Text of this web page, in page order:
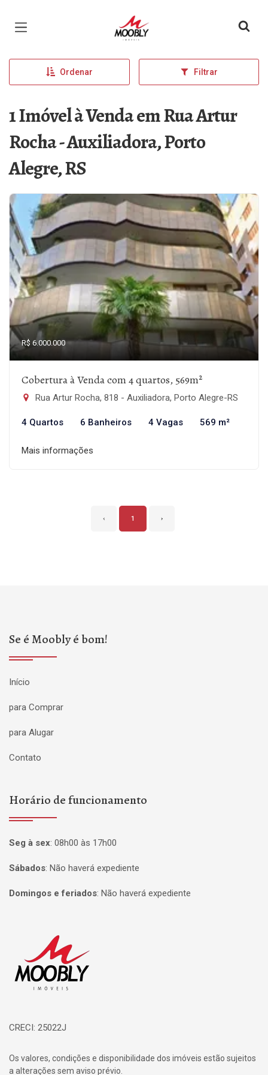
Página inicial
Ordenar Filtrar
1 Imóvel à Venda em Rua Artur
Rocha - Auxiliadora, Porto
Alegre, RS
R$ 6.000.000
Cobertura à Venda com 4 quartos, 569m²
Rua Artur Rocha, 818 - Auxiliadora, Porto Alegre-RS
4 Quartos 6 Banheiros 4 Vagas 569 m²
Mais informações
‹ 1 ›
Se é Moobly é bom!
Início
para Comprar
para Alugar
Contato
Horário de funcionamento
Seg à sex: 08h00 às 17h00
Sábados: Não haverá expediente
Domingos e feriados: Não haverá expediente
CRECI: 25022J
Os valores, condições e disponibilidade dos imóveis estão sujeitos
a alterações sem aviso prévio.